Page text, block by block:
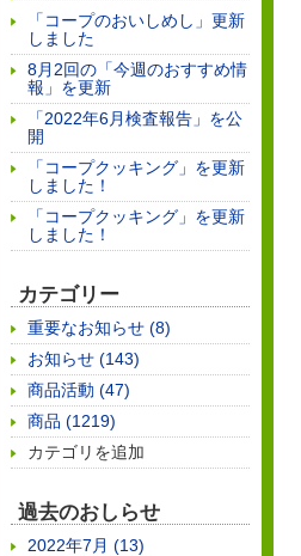
「コープのおいしめし」更新
しました
8月2回の「今週のおすすめ情
報」を更新
「2022年6月検査報告」を公
開
「コープクッキング」を更新
しました！
「コープクッキング」を更新
しました！
カテゴリー
重要なお知らせ (8)
お知らせ (143)
商品活動 (47)
商品 (1219)
カテゴリを追加
過去のおしらせ
2022年7月 (13)